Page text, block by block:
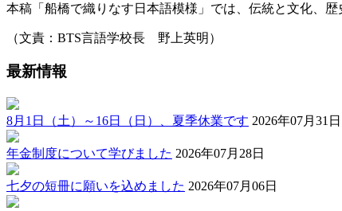
本稿「船橋で織りなす日本語模様」では、伝統と文化、
（文責：BTS言語学校長 野上英明）
最新情報
8月1日（土）～16日（日）、夏季休業です 2026年07月31日
年金制度について学びました 2026年07月28日
七夕の短冊に願いを込めました 2026年07月06日